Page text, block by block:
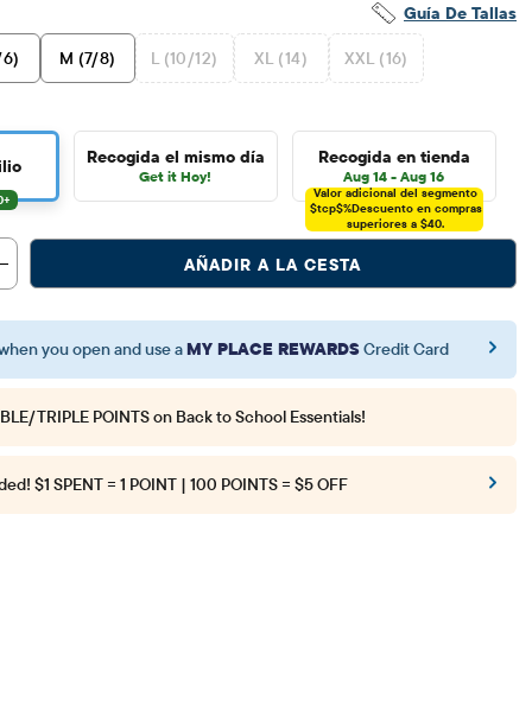
Guía De Tallas
M (7/8) L (10/12) XL (14) XXL (16)
Recogida el mismo día
Get it Hoy!
Recogida en tienda
Aug 14 - Aug 16
Valor adicional del segmento
$tcp$%Descuento en compras
superiores a $40.
AÑADIR A LA CESTA
you open and use aMY PLACE REWARDSCredit Card
TRIPLE POINTSon Back to School Essentials!
$1 SPENT = 1 POINT | 100 POINTS = $5 OFF